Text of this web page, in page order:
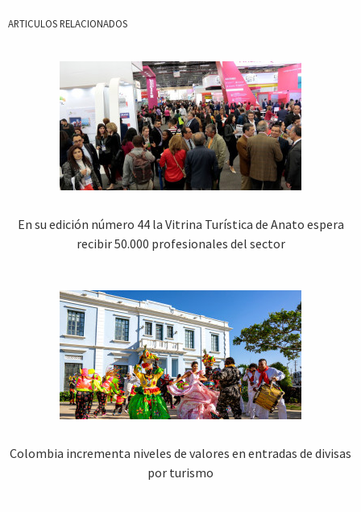
ARTICULOS RELACIONADOS
En su edición número 44 la Vitrina Turística de Anato espera
recibir 50.000 profesionales del sector
Colombia incrementa niveles de valores en entradas de divisas
por turismo